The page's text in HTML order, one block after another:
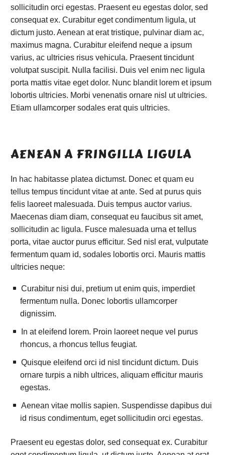
sollicitudin orci egestas. Praesent eu egestas dolor, sed
consequat ex. Curabitur eget condimentum ligula, ut
dictum justo. Aenean at erat tristique, pulvinar diam ac,
maximus magna. Curabitur eleifend neque a ipsum
varius, ac ultricies risus vehicula. Praesent tincidunt
volutpat suscipit. Nulla facilisi. Duis vel enim nec ligula
porta mattis vitae eget dolor. Nunc blandit lorem et ipsum
lobortis ultricies. Morbi venenatis ornare nisl ut ultricies.
Etiam ullamcorper sodales erat quis ultricies.
AENEAN A FRINGILLA LIGULA
In hac habitasse platea dictumst. Donec et quam eu
tellus tempus tincidunt vitae at ante. Sed at purus quis
felis laoreet malesuada. Duis tempus auctor varius.
Maecenas diam diam, consequat eu faucibus sit amet,
sollicitudin ac ligula. Fusce malesuada urna et tellus
porta, vitae auctor purus efficitur. Sed nisl erat, vulputate
fermentum quam id, sodales lobortis orci. Mauris mattis
ultricies neque:
Curabitur nisi dui, pretium ut enim quis, imperdiet
fermentum nulla. Donec lobortis ullamcorper
dignissim.
In at eleifend lorem. Proin laoreet neque vel purus
rhoncus, a rhoncus tellus feugiat.
Quisque eleifend orci id nisl tincidunt dictum. Duis
ornare turpis a nibh ultrices, aliquam efficitur mauris
egestas.
Aenean vitae mollis sapien. Suspendisse dapibus dui
id risus condimentum, eget sollicitudin orci egestas.
Praesent eu egestas dolor, sed consequat ex. Curabitur